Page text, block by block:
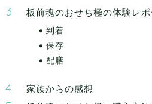
板前魂のおせち極の体験レポ
到着
保存
配膳
家族からの感想